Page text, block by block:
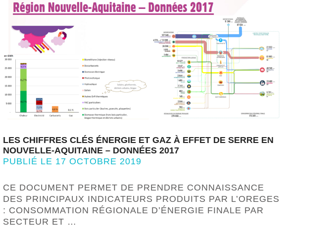
LES CHIFFRES CLÉS ÉNERGIE ET GAZ À EFFET DE SERRE EN
NOUVELLE-AQUITAINE – DONNÉES 2017
PUBLIÉ LE 17 OCTOBRE 2019
CE DOCUMENT PERMET DE PRENDRE CONNAISSANCE
DES PRINCIPAUX INDICATEURS PRODUITS PAR L’OREGES
: CONSOMMATION RÉGIONALE D’ÉNERGIE FINALE PAR
SECTEUR ET …